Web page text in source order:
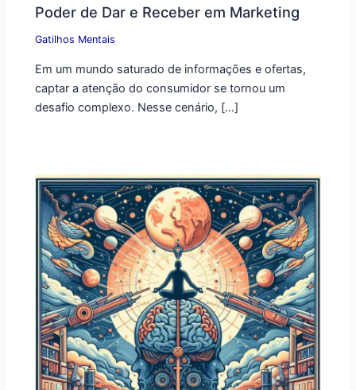
Poder de Dar e Receber em Marketing
Gatilhos Mentais
Em um mundo saturado de informações e ofertas,
captar a atenção do consumidor se tornou um
desafio complexo. Nesse cenário, […]